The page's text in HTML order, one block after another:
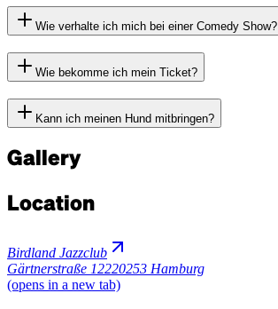
Wie verhalte ich mich bei einer Comedy Show?
Wie bekomme ich mein Ticket?
Kann ich meinen Hund mitbringen?
Gallery
Location
Birdland Jazzclub
Gärtnerstraße 12220253 Hamburg
(opens in a new tab)